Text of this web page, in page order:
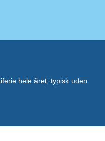
hele året, typisk uden